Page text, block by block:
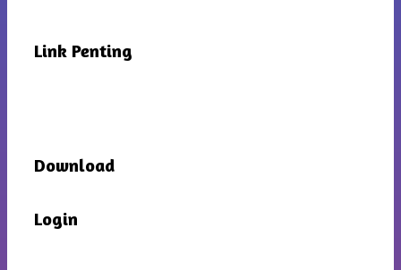
Link Penting
Download
Login